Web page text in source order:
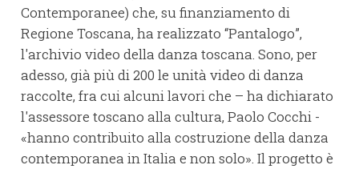
Contemporanee) che, su finanziamento di
Regione Toscana, ha realizzato “Pantalogo”,
l'archivio video della danza toscana. Sono, per
adesso, già più di 200 le unità video di danza
raccolte, fra cui alcuni lavori che – ha dichiarato
l'assessore toscano alla cultura, Paolo Cocchi -
«hanno contribuito alla costruzione della danza
contemporanea in Italia e non solo». Il progetto è